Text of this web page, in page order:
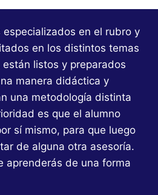
en el rubro y
en los distintos temas
listos y preparados
manera didáctica y
una metodología distinta
es que el alumno
sí mismo, para que luego
de alguna otra asesoría.
aprenderás de una forma